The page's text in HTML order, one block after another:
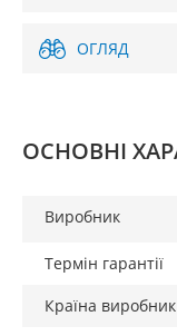
ОГЛЯД
ОСНОВНІ
Виробник
Термін гарантії
Країна виробник